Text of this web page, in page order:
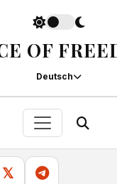
OF
Deutsch
𝕏